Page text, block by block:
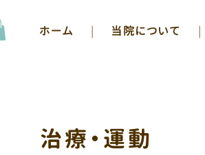
ホーム | 当院について |
治療・運動